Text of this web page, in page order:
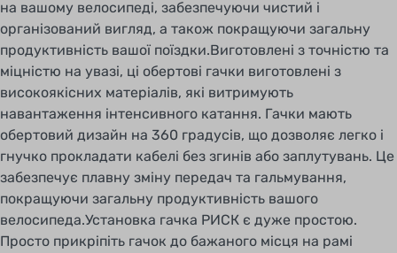
на вашому велосипеді, забезпечуючи чистий і
організований вигляд, а також покращуючи загальну
продуктивність вашої поїздки.Виготовлені з точністю та
міцністю на увазі, ці обертові гачки виготовлені з
високоякісних матеріалів, які витримують
навантаження інтенсивного катання. Гачки мають
обертовий дизайн на 360 градусів, що дозволяє легко і
гнучко прокладати кабелі без згинів або заплутувань. Це
забезпечує плавну зміну передач та гальмування,
покращуючи загальну продуктивність вашого
велосипеда.Установка гачка РИСК є дуже простою.
Просто прикріпіть гачок до бажаного місця на рамі